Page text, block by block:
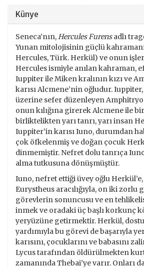
Künye
Seneca’nın,Hercules Furensadlı
Yunan mitolojisinin güçlü
Hercules, Türk. Herkül) ve onun
Hercules ismiyle anılan kahraman,
Iuppiter ile Miken kralının kızı ve
karısı Alcmene’nin oğludur. Iuppiter,
üzerine sefer düzenleyen
onun kılığına girerek Alcmene ile
birliktelikten yarı tanrı, yarı insan
Iuppiter’in karısı Iuno, durumdan
çok öfkelenmiş ve doğan çocuk
dinmemiştir. Nefret dolu tanrıça
alma tutkusuna dönüşmüştür.
Iuno, nefret ettiği üvey oğlu
Eurystheus aracılığıyla, on iki zorlu
görevlerin sonuncusu ve en
inmek ve oradaki üç başlı korkunç
yeryüzüne getirmektir. Herkül, dostu
yardımıyla bu görevi de başarıyla
karısını, çocuklarını ve babasını
Lycus tarafından öldürülmekten
zamanında Thebai’ye varır. Onları